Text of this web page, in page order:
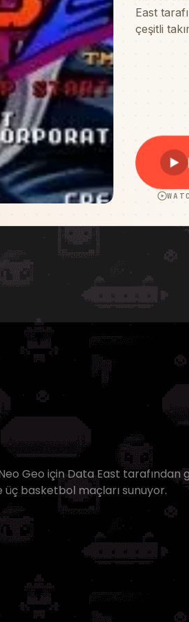
Geo için Data East
üç basketbol maçları sunuyor.